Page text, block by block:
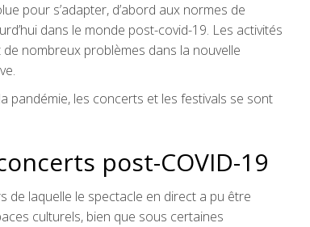
pour s’adapter, d’abord aux normes de
dans le monde post-covid-19. Les activités
nombreux problèmes dans la nouvelle
pandémie, les concerts et les festivals se sont
post-COVID-19
de laquelle le spectacle en direct a pu être
culturels, bien que sous certaines